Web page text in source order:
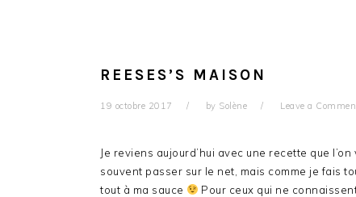
REESES’S MAISON
19 octobre 2017 by Solène Leave a
Je reviens aujourd’hui avec une recette que l’on
souvent passer sur le net, mais comme je fais
tout à ma sauce
Pour ceux qui ne